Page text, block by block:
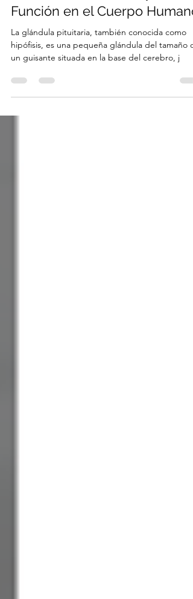
La Glándula Pituitaria y su
Función en el Cuerpo Humano
La glándula pituitaria, también conocida como
un guisante situada en la base del cerebro, j